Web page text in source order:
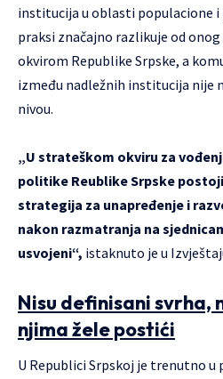
institucija u oblasti populacione
praksi značajno razlikuje od
okvirom Republike Srpske, a
između nadležnih institucija nije
nivou.
„U strateškom okviru za
politike Reublike Srpske
strategija za unapređenje i
nakon razmatranja na
usvojeni“, istaknuto je u
Nisu definisani svrha,
njima žele postići
U Republici Srpskoj je trenutno u